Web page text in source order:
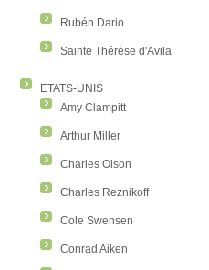
Rubén Dario
Sainte Thérèse d'Avila
ETATS-UNIS
Amy Clampitt
Arthur Miller
Charles Olson
Charles Reznikoff
Cole Swensen
Conrad Aiken